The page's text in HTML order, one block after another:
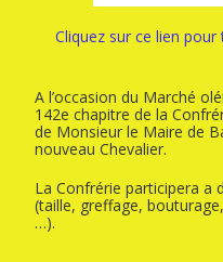
Cliquez sur ce lien pour
A l’occasion du Marché
142e chapitre de la
de Monsieur le Maire de
nouveau Chevalier.
La Confrérie participera a
(taille, greffage,
…).